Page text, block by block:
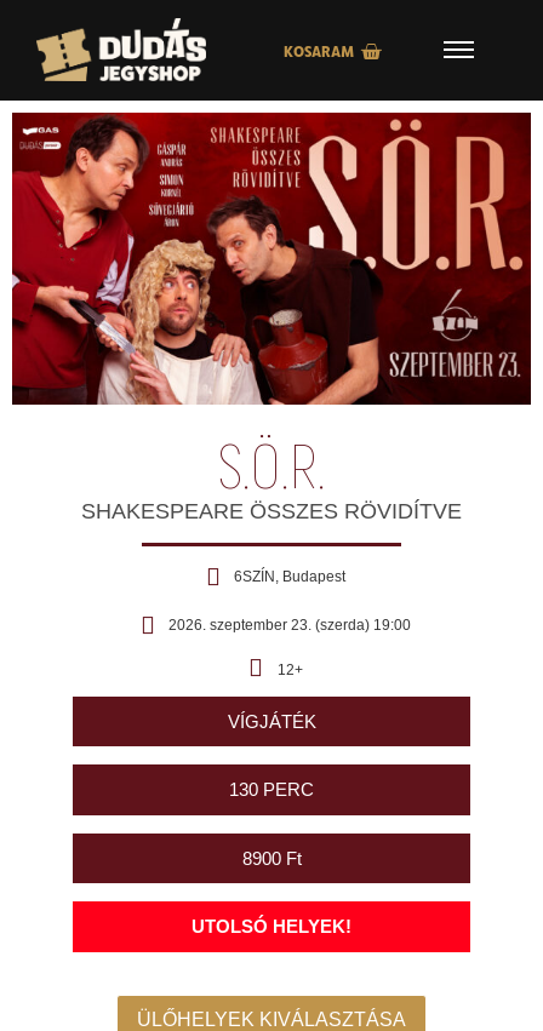
KOSARAM
S.Ö.R.
SHAKESPEARE ÖSSZES RÖVIDÍTVE
6SZÍN, Budapest
2026. szeptember 23. (szerda) 19:00
12+
VÍGJÁTÉK
130 PERC
8900 Ft
UTOLSÓ HELYEK!
ÜLŐHELYEK KIVÁLASZTÁSA